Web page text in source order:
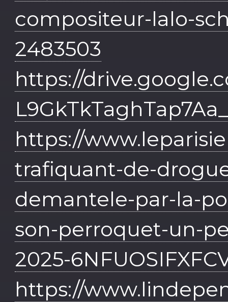
compositeur-lalo-
2483503
https://
https://
trafiquant-de-
demantele-par-la-
son-perroquet-un-
2025-
https://